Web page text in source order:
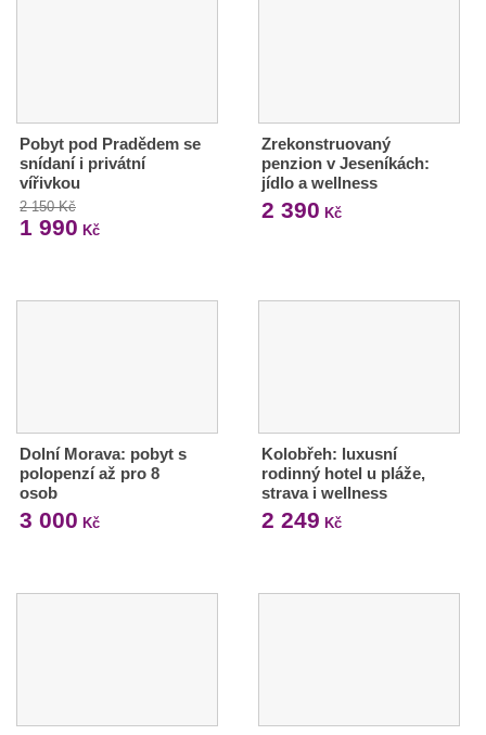
Pobyt pod Pradědem se
snídaní i privátní
vířivkou
2 150 Kč
1 990 Kč
Zrekonstruovaný
penzion v Jeseníkách:
jídlo a wellness
2 390 Kč
Dolní Morava: pobyt s
polopenzí až pro 8
osob
3 000 Kč
Kolobřeh: luxusní
rodinný hotel u pláže,
strava i wellness
2 249 Kč